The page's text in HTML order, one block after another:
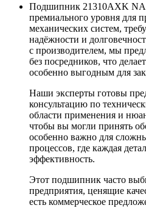
Подшипник 21310AXK
премиального уровня для
механических систем,
надёжности и
с производителем, мы
без посредников, что
особенно выгодным для
Наши эксперты готовы
консультацию по
области применения и
чтобы вы могли принять
особенно важно для
процессов, где каждая
эффективность.
Этот подшипник часто
предприятия, ценящие
есть коммерческое